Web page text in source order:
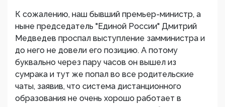
К сожалению, наш бывший премьер-министр, а
ныне председатель "Единой России" Дмитрий
Медведев проспал выступление замминистра и
до него не довели его позицию. А потому
буквально через пару часов он вышел из
сумрака и тут же попал во все родительские
чаты, заявив, что система дистанционного
образования не очень хорошо работает в